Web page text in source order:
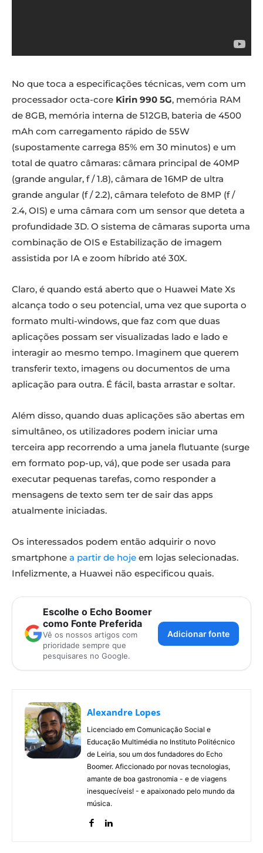
No que toca a especificações técnicas, vem com um
processador octa-core Kirin 990 5G, memória RAM
de 8GB, memória interna de 512GB, bateria de 4500
mAh com carregamento rápido de 55W
(supostamente carrega 85% em 30 minutos) e um
total de quatro câmaras: câmara principal de 40MP
(grande angular, f / 1.8), câmara de 16MP de ultra
grande angular (f / 2.2), câmara telefoto de 8MP (f /
2.4, OIS) e uma câmara com um sensor que deteta a
profundidade 3D. O sistema de câmaras suporta uma
combinação de OIS e Estabilização de imagem
assistida por IA e zoom híbrido até 30X.
Claro, é quando está aberto que o Huawei Mate Xs
alcança todo o seu potencial, uma vez que suporta o
formato multi-windows, que faz com que duas
aplicações possam ser visualizadas lado e lado e
interagir ao mesmo tempo. Imaginem que querem
transferir texto, imagens ou documentos de uma
aplicação para outra. É fácil, basta arrastar e soltar.
Além disso, quando duas aplicações são abertas em
simultâneo, os utilizadores podem iniciar uma
terceira app recorrendo a uma janela flutuante (surge
em formato pop-up, vá), que pode ser usada para
executar pequenas tarefas, como responder a
mensagens de texto sem ter de sair das apps
atualmente iniciadas.
Os interessados podem então adquirir o novo
smartphone a partir de hoje em lojas selecionadas.
Infelizmente, a Huawei não especificou quais.
Escolhe o Echo Boomer
como Fonte Preferida
Vê os nossos artigos com
prioridade sempre que
pesquisares no Google.
Adicionar fonte
Alexandre Lopes
Licenciado em Comunicação Social e
Educação Multimédia no Instituto Politécnico
de Leiria, sou um dos fundadores do Echo
Boomer. Aficcionado por novas tecnologias,
amante de boa gastronomia - e de viagens
inesquecíveis! - e apaixonado pelo mundo da
música.